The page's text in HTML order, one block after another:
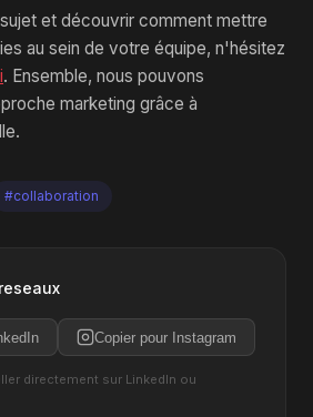
et découvrir comment mettre
au sein de votre équipe, n'hésitez
. Ensemble, nous pouvons
marketing grâce à
#collaboration
Copier pour Instagram
directement sur LinkedIn ou